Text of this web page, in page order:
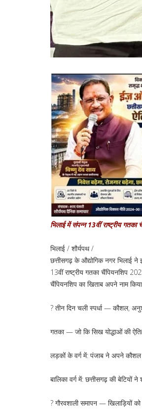
भिलाई में संपन्न 13वीं राष्ट्रीय
भिलाई / शौर्यपथ /
छत्तीसगढ़ के औद्योगिक नगर भिलाई
13वीं राष्ट्रीय गतका चैंपियनशिप
चैंपियनशिप का खिताब अपने नाम
? तीन दिन चली स्पर्धा — कौशल,
गतका — जो कि सिख योद्धाओं की
लड़कों के वर्ग में: पंजाब ने अपने कौशल
बालिका वर्ग में: छत्तीसगढ़ की
? गौरवशाली समापन — खिलाड़ियों को